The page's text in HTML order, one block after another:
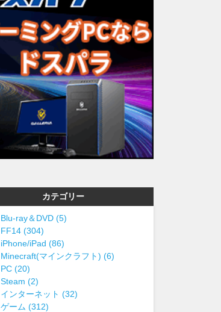
カテゴリー
Blu-ray＆DVD (5)
FF14 (304)
iPhone/iPad (86)
Minecraft(マインクラフト) (6)
PC (20)
Steam (2)
インターネット (32)
ゲーム (312)